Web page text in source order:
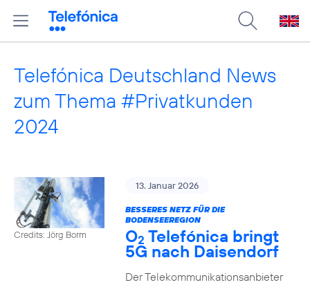
Telefónica Deutschland News
zum Thema #Privatkunden
2024
Credits: Jörg Borm
13. Januar 2026
BESSERES NETZ FÜR DIE
BODENSEEREGION
O2 Telefónica bringt
5G nach Daisendorf
Der Telekommunikationsanbieter